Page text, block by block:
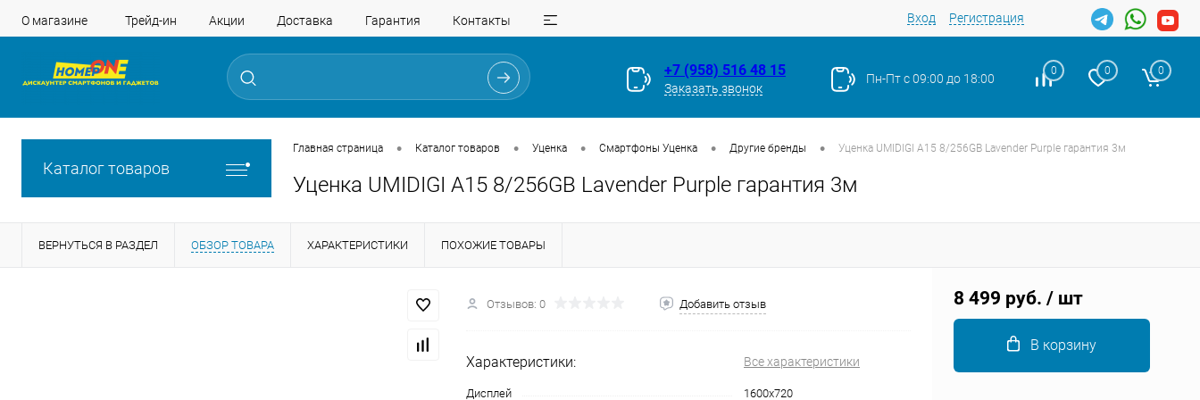
О магазине Трейд-ин Акции Доставка Гарантия Контакты Вход Регистрация
+7 (958) 516 48 15
Заказать звонок
Пн-Пт с 09:00 до 18:00
0 0 0
Каталог товаров
Главная страница • Каталог товаров • Уценка • Смартфоны Уценка • Другие бренды • Уценка UMIDIGI A15 8/256GB Lavender Purple гарантия 3м
Уценка UMIDIGI A15 8/256GB Lavender Purple гарантия 3м
ВЕРНУТЬСЯ В РАЗДЕЛ ОБЗОР ТОВАРА ХАРАКТЕРИСТИКИ ПОХОЖИЕ ТОВАРЫ
Отзывов: 0 Добавить отзыв
Характеристики: Все характеристики
Дисплей
1600х720
8 499 руб. / шт
В корзину
Разбейтеоплату